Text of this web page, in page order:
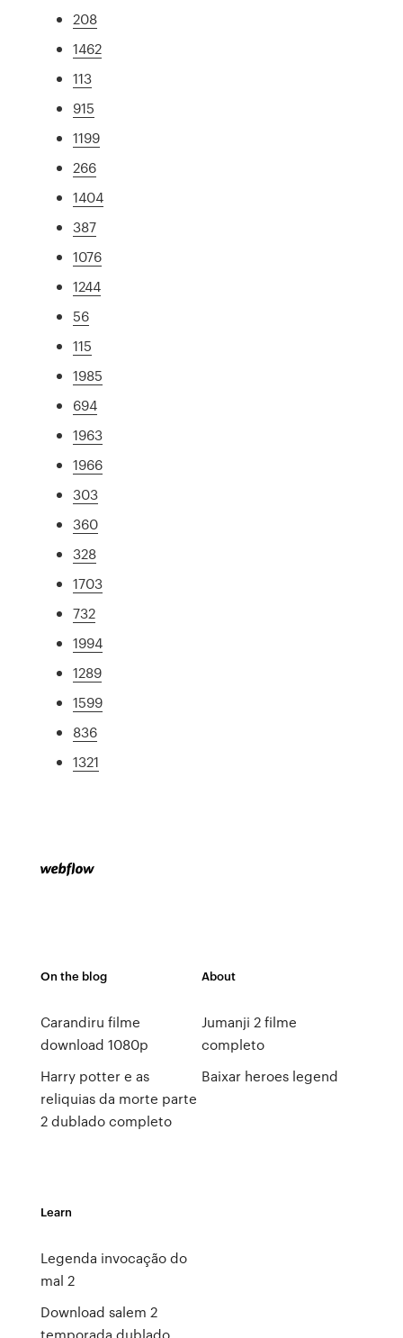
208
1462
113
915
1199
266
1404
387
1076
1244
56
115
1985
694
1963
1966
303
360
328
1703
732
1994
1289
1599
836
1321
On the blog
Carandiru filme
download 1080p
Harry potter e as
reliquias da morte parte
2 dublado completo
About
Jumanji 2 filme
completo
Baixar heroes legend
Learn
Legenda invocação do
mal 2
Download salem 2
temporada dublado